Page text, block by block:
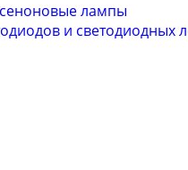
лампы
и светодиодных